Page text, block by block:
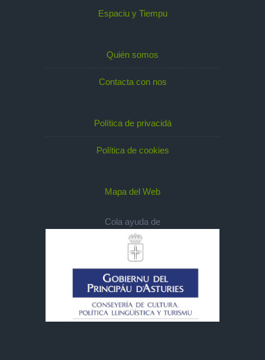
Espaciu y Tiempu
Quién somos
Contacta con nos
Política de privacidá
Política de cookies
Mapa del Web
Cola ayuda de